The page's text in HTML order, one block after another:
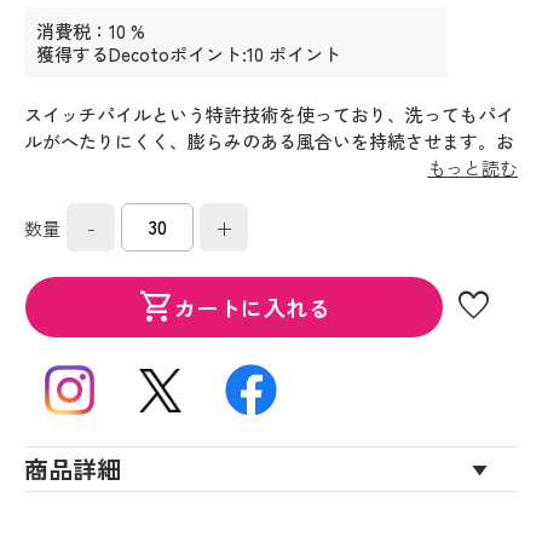
消費税：10 %
獲得するDecotoポイント:10 ポイント
スイッチパイルという特許技術を使っており、洗ってもパイ
ルがへたりにくく、膨らみのある風合いを持続させます。お
肌に触れるパイルは綿１００％。中に隠れている部分にマイ
更に促します。甘撚り糸の柔らかい風合いも特徴です。
もっと読む
数量 - +
shopping_cartカートに入れる favorite
商品詳細